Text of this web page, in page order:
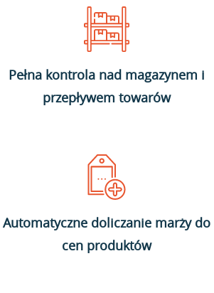
Pełna kontrola nad magazynem i
przepływem towarów
Automatyczne doliczanie marży do
cen produktów